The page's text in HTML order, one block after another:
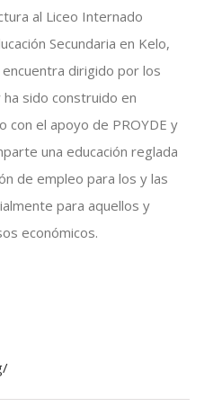
al Liceo Internado
Secundaria en Kelo,
dirigido por los
sido construido en
con el apoyo de PROYDE y
una educación reglada
de empleo para los y las
para aquellos y
económicos.